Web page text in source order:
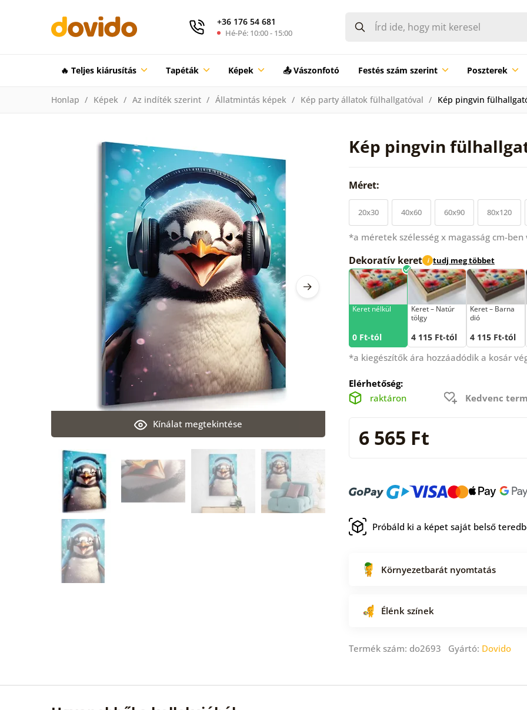
+36 176 54 681
Hé-Pé: 10:00 - 15:00
🔥 Teljes kiárusítás Tapéták Képek 📤 Vászonfotó Festés szám szerint Poszterek
Honlap Képek Az indíték szerint Állatmintás képek Kép party állatok fülhallgatóval Kép pingvin
Kép pingvin
Kínálat megtekintése
Méret:
20x30 40x60 60x90 80x120
*a méretek szélesség x magasság cm-
Dekoratív keret i tudj meg többet
Keret nélkül
0 Ft-tól
Keret – Natúr
tölgy
4 115 Ft-tól
Keret – Barna
dió
4 115 Ft-tól
*a kiegészítők ára hozzáadódik a kosár
Elérhetőség:
raktáron
Kedvenc
6 565 Ft
Próbáld ki a képet saját belső
Környezetbarát nyomtatás
Élénk színek
Termék szám: do2693 Gyártó: Dovido